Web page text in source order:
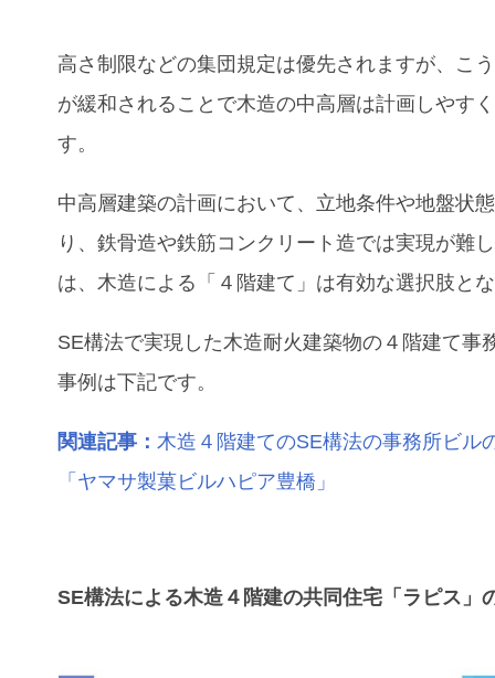
高さ制限などの集団規定は優先されますが、こ
が緩和されることで木造の中高層は計画しやす
す。
中高層建築の計画において、立地条件や地盤状
り、鉄骨造や鉄筋コンクリート造では実現が難
は、木造による「４階建て」は有効な選択肢と
SE構法で実現した木造耐火建築物の４階建て事
事例は下記です。
関連記事：木造４階建てのSE構法の事務所ビル
「ヤマサ製菓ビルハピア豊橋」
SE構法による木造４階建の共同住宅「ラピス」